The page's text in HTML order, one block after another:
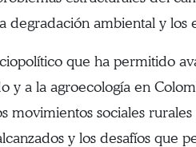
degradación ambiental y los
que ha permitido
y a la agroecología en
movimientos sociales
y los desafíos que